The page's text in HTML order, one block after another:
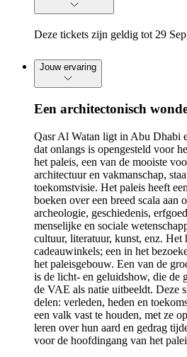
Deze tickets zijn geldig tot 29
Jouw ervaring
Een architectonisch
Qasr Al Watan ligt in Abu Dhabi
dat onlangs is opengesteld voor
het paleis, een van de mooiste
architectuur en vakmanschap,
toekomstvisie. Het paleis heeft
boeken over een breed scala aan
archeologie, geschiedenis,
menselijke en sociale
cultuur, literatuur, kunst, enz. Het
cadeauwinkels; een in het
het paleisgebouw. Een van de
is de licht- en geluidshow, die de
de VAE als natie uitbeeldt. Deze
delen: verleden, heden en
een valk vast te houden, met ze
leren over hun aard en gedrag
voor de hoofdingang van het